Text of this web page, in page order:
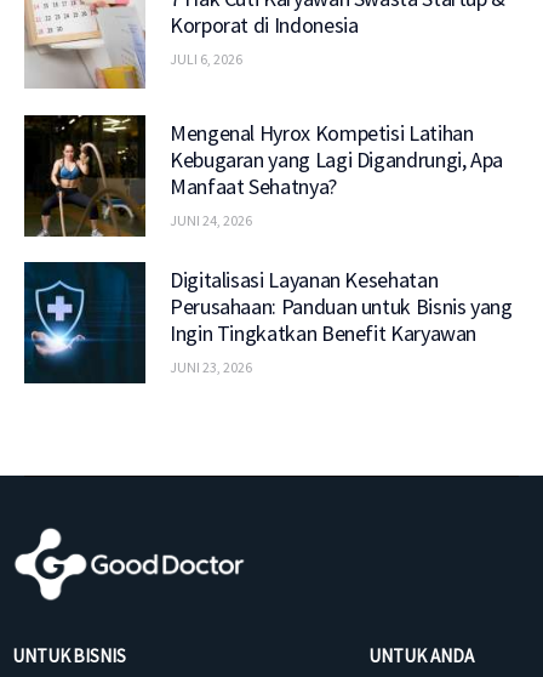
Korporat di Indonesia
JULI 6, 2026
Mengenal Hyrox Kompetisi Latihan
Kebugaran yang Lagi Digandrungi, Apa
Manfaat Sehatnya?
JUNI 24, 2026
Digitalisasi Layanan Kesehatan
Perusahaan: Panduan untuk Bisnis yang
Ingin Tingkatkan Benefit Karyawan
JUNI 23, 2026
UNTUK BISNIS UNTUK ANDA